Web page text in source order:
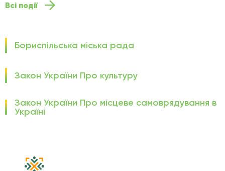
Всі події
Бориспільська міська рада
Закон України Про культуру
Закон України Про місцеве самоврядування в
Україні